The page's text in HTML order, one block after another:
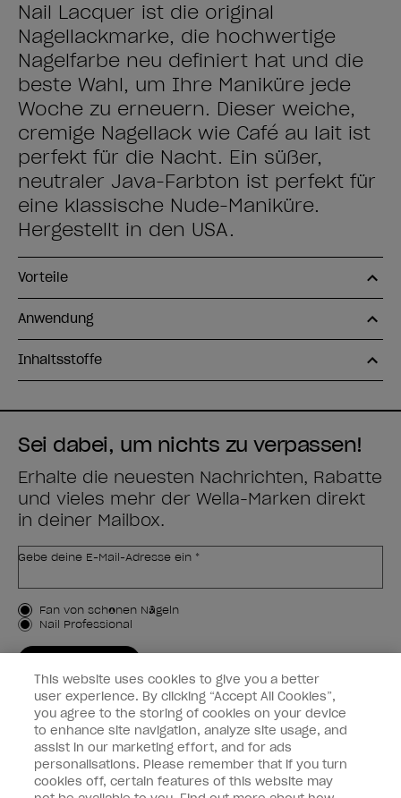
Nail Lacquer ist die original
Nagellackmarke, die hochwertige
Nagelfarbe neu definiert hat und die
beste Wahl, um Ihre Maniküre jede
Woche zu erneuern. Dieser weiche,
cremige Nagellack wie Café au lait ist
perfekt für die Nacht. Ein süßer,
neutraler Java-Farbton ist perfekt für
eine klassische Nude-Maniküre.
Hergestellt in den USA.
Vorteile
Anwendung
Inhaltsstoffe
Sei dabei, um nichts zu verpassen!
Erhalte die neuesten Nachrichten, Rabatte
und vieles mehr der Wella-Marken direkt
in deiner Mailbox.
Gebe deine E-Mail-Adresse ein *
Kundenart
Fan von schönen Nägeln
Nail Professional
Kundeninformationen
Vernetzen
This website uses cookies to give you a better
user experience. By clicking “Accept All Cookies”,
you agree to the storing of cookies on your device
to enhance site navigation, analyze site usage, and
assist in our marketing effort, and for ads
personalisations. Please remember that if you turn
cookies off, certain features of this website may